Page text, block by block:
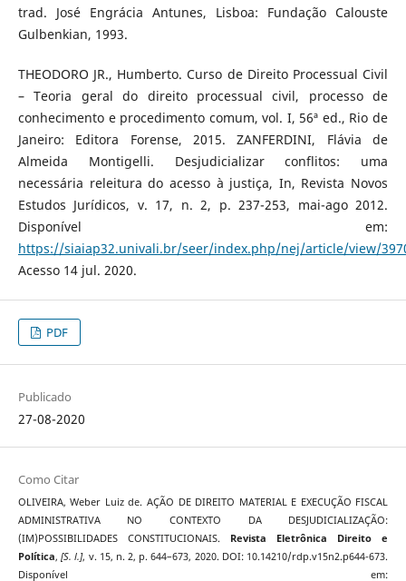
trad. José Engrácia Antunes, Lisboa: Fundação Calouste
Gulbenkian, 1993.
THEODORO JR., Humberto. Curso de Direito Processual Civil
– Teoria geral do direito processual civil, processo de
conhecimento e procedimento comum, vol. I, 56ª ed., Rio de
Janeiro: Editora Forense, 2015. ZANFERDINI, Flávia de
Almeida Montigelli. Desjudicializar conflitos: uma
necessária releitura do acesso à justiça, In, Revista Novos
Estudos Jurídicos, v. 17, n. 2, p. 237-253, mai-ago 2012.
Disponível em:
https://siaiap32.univali.br/seer/index.php/nej/article/view/
Acesso 14 jul. 2020.
PDF
Publicado
27-08-2020
Como Citar
OLIVEIRA, Weber Luiz de. AÇÃO DE DIREITO MATERIAL E EXECUÇÃO FISCAL
ADMINISTRATIVA NO CONTEXTO DA DESJUDICIALIZAÇÃO:
(IM)POSSIBILIDADES CONSTITUCIONAIS. Revista Eletrônica Direito e
Política,[S. l.], v. 15, n. 2, p. 644–673, 2020. DOI: 10.14210/rdp.v15n2.p644-673.
Disponível em: